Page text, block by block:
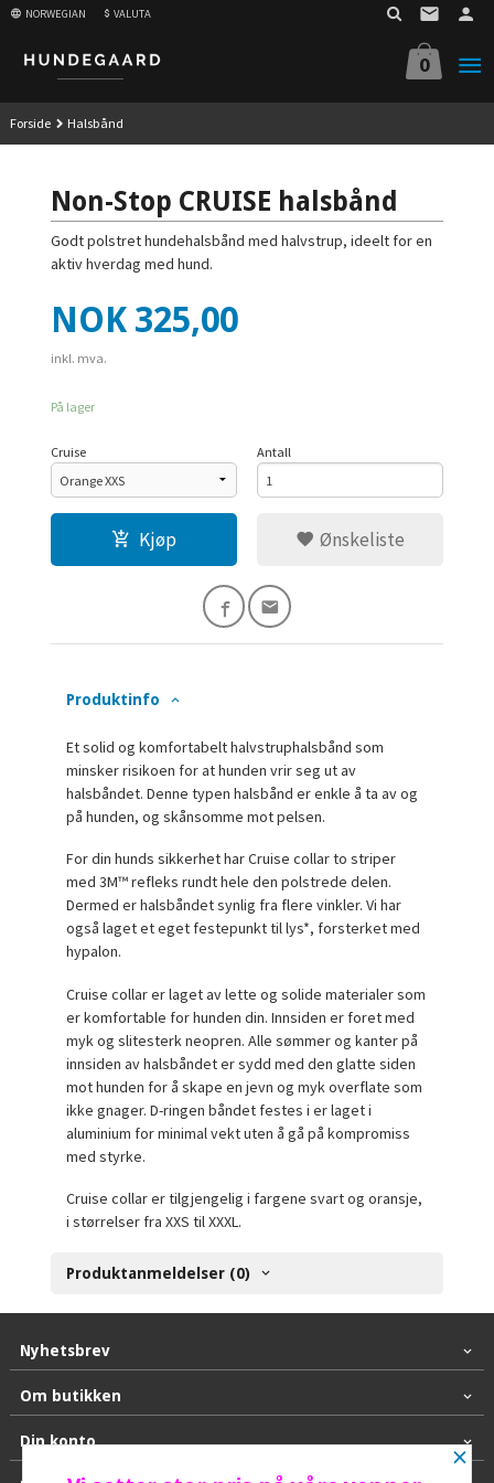
Gå
innholdet
NORWEGIAN VALUTA
0
Forside Halsbånd
Non-Stop CRUISE halsbånd
Godt polstret hundehalsbånd med halvstrup, ideelt for en
aktiv hverdag med hund.
Pris
NOK 325,00
inkl. mva.
På lager
Cruise Antall
Kjøp Ønskeliste
Produktinfo
Et solid og komfortabelt halvstruphalsbånd som
minsker risikoen for at hunden vrir seg ut av
halsbåndet. Denne typen halsbånd er enkle å ta av og
på hunden, og skånsomme mot pelsen.
For din hunds sikkerhet har Cruise collar to striper
med 3M™ refleks rundt hele den polstrede delen.
Dermed er halsbåndet synlig fra flere vinkler. Vi har
også laget et eget festepunkt til lys*, forsterket med
hypalon.
Cruise collar er laget av lette og solide materialer som
er komfortable for hunden din. Innsiden er foret med
myk og slitesterk neopren. Alle sømmer og kanter på
innsiden av halsbåndet er sydd med den glatte siden
mot hunden for å skape en jevn og myk overflate som
ikke gnager. D-ringen båndet festes i er laget i
aluminium for minimal vekt uten å gå på kompromiss
med styrke.
Cruise collar er tilgjengelig i fargene svart og oransje,
i størrelser fra XXS til XXXL.
Produktanmeldelser (0)
Nyhetsbrev
Om butikken
Din konto ×